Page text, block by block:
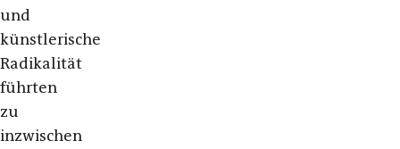
und
künstlerische
Radikalität
führten
zu
inzwischen